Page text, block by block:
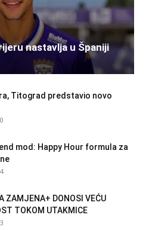
nastavlja u Španiji
Titograd predstavio novo
mod: Happy Hour formula za
ZAMJENA+ DONOSI VEĆU
TOKOM UTAKMICE